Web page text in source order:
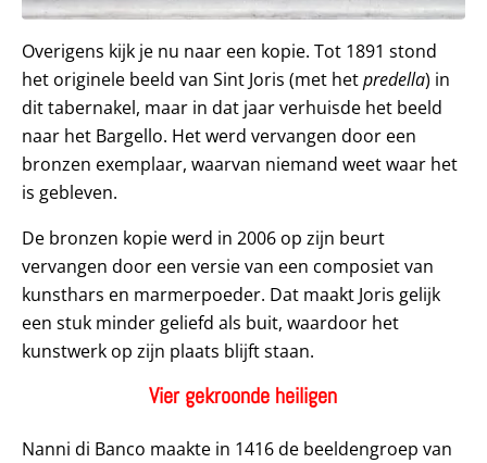
Overigens kijk je nu naar een kopie. Tot 1891 stond
het originele beeld van Sint Joris (met hetpredella) in
dit tabernakel, maar in dat jaar verhuisde het beeld
naar het Bargello. Het werd vervangen door een
bronzen exemplaar, waarvan niemand weet waar het
is gebleven.
De bronzen kopie werd in 2006 op zijn beurt
vervangen door een versie van een composiet van
kunsthars en marmerpoeder. Dat maakt Joris gelijk
een stuk minder geliefd als buit, waardoor het
kunstwerk op zijn plaats blijft staan.
Vier gekroonde heiligen
Nanni di Banco maakte in 1416 de beeldengroep van